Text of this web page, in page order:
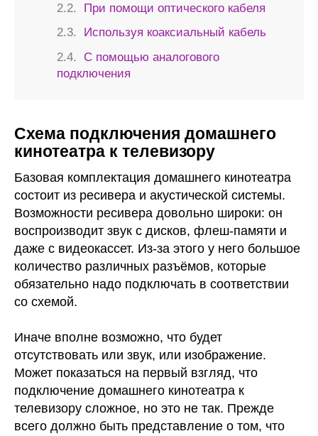
При помощи оптического кабеля
Используя коаксиальный кабель
С помощью аналогового
подключения
Схема подключения домашнего
кинотеатра к телевизору
Базовая комплектация домашнего кинотеатра
состоит из ресивера и акустической системы.
Возможности ресивера довольно широки: он
воспроизводит звук с дисков, флеш-памяти и
даже с видеокассет. Из-за этого у него большое
количество различных разъёмов, которые
обязательно надо подключать в соответствии
со схемой.
Иначе вполне возможно, что будет
отсутствовать или звук, или изображение.
Может показаться на первый взгляд, что
подключение домашнего кинотеатра к
телевизору сложное, но это не так. Прежде
всего должно быть представление о том, что